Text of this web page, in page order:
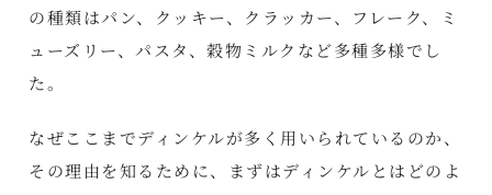
の種類はパン、クッキー、クラッカー、フレーク、ミ
ューズリー、パスタ、穀物ミルクなど多種多様でし
た。
なぜここまでディンケルが多く用いられているのか、
その理由を知るために、まずはディンケルとはどのよ